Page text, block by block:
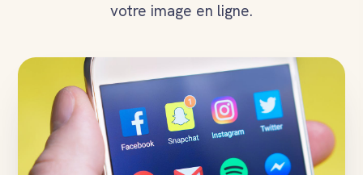
votre image en ligne.